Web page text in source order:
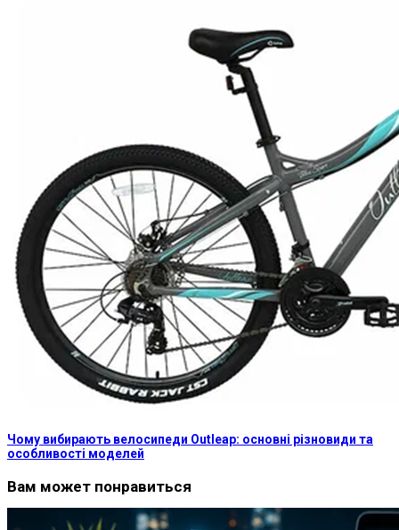
Чому вибирають велосипеди Outleap: основні різновиди та
особливості моделей
Вам может понравиться